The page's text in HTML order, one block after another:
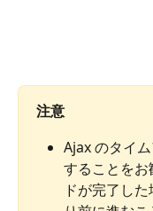
注意
Ajax のタイ
することを
ドが完了し